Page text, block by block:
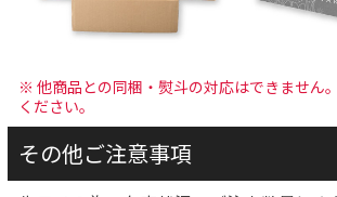
※ 他商品との同梱・熨斗の対応はできません
ください。
その他ご注意事項